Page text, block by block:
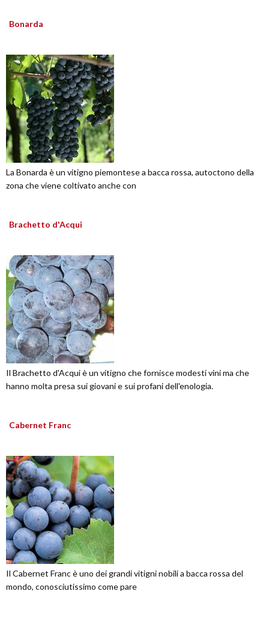
Bonarda
La Bonarda è un vitigno piemontese a bacca rossa, autoctono della
zona che viene coltivato anche con
Brachetto d'Acqui
Il Brachetto d'Acqui è un vitigno che fornisce modesti vini ma che
hanno molta presa sui giovani e sui profani dell'enologia.
Cabernet Franc
Il Cabernet Franc è uno dei grandi vitigni nobili a bacca rossa del
mondo, conosciutissimo come pare